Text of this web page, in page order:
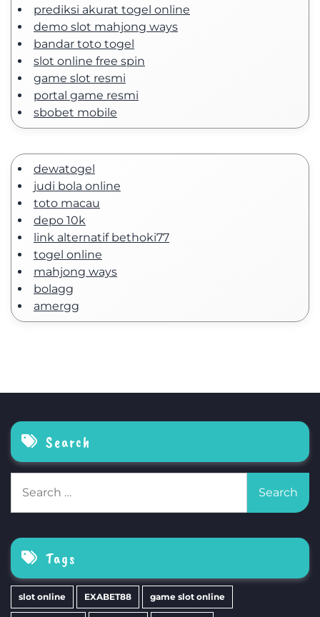
prediksi akurat togel online
demo slot mahjong ways
bandar toto togel
slot online free spin
game slot resmi
portal game resmi
sbobet mobile
dewatogel
judi bola online
toto macau
depo 10k
link alternatif bethoki77
togel online
mahjong ways
bolagg
amergg
Search
for:
Tags
slot online EXABET88 game slot online